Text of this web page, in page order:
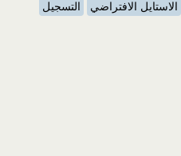
الاستايل الافتراضي
التسجيل